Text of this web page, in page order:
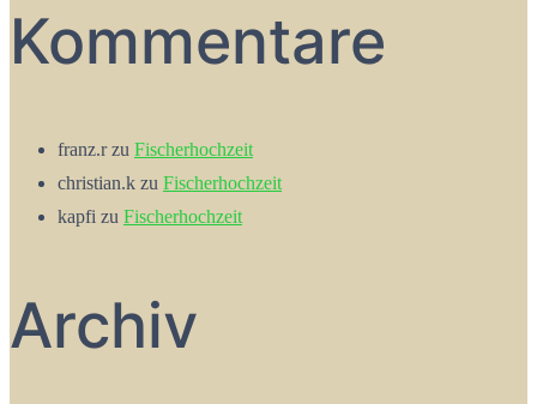
Kommentare
franz.rzu Fischerhochzeit
christian.k zu Fischerhochzeit
kapfi zu Fischerhochzeit
Archiv